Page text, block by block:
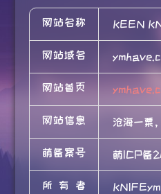
网站名称 KEEN
网站域名
网站首页
网站信息 沧海一粟
萌备案号 萌ICP备
所有者 KNIFEym